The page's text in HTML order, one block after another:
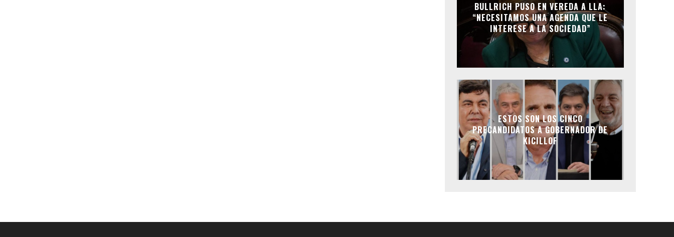
BULLRICH PUSO EN VEREDA A LLA:
“NECESITAMOS UNA AGENDA QUE LE
INTERESE A LA SOCIEDAD”
ESTOS SON LOS CINCO
PRECANDIDATOS A GOBERNADOR DE
KICILLOF